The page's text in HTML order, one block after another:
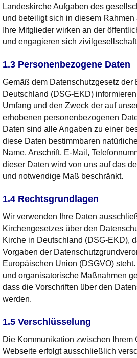
Landeskirche Aufgaben des
und beteiligt sich in diesem
Ihre Mitglieder wirken an der
und engagieren sich
1.3 Personenbezogene Daten
Gemäß dem Datenschutzgesetz der
Deutschland (DSG-EKD)
Umfang und den Zweck der auf
erhobenen personenbezogenen
Daten sind alle Angaben zu einer
diese Daten bestimmbaren
Name, Anschrift, E-Mail,
dieser Daten wird von uns auf das
und notwendige Maß beschränkt.
1.4 Rechtsgrundlagen
Wir verwenden Ihre Daten
Kirchengesetzes über den
Kirche in Deutschland (DSG-EKD),
Vorgaben der
Europäischen Union (DSGVO)
und organisatorische Maßnahmen
dass die Vorschriften über den
werden.
1.5 Verschlüsselung
Die Kommunikation zwischen Ihrem
Webseite erfolgt ausschließlich